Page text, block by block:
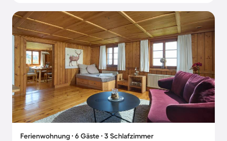
Ferienwohnung ∙ 6 Gäste ∙ 3 Schlafzimmer